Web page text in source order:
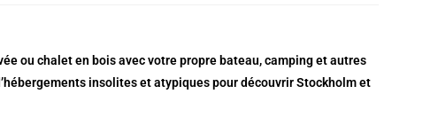
ou chalet en bois avec votre propre bateau, camping et autres
insolites et atypiques pour découvrir Stockholm et